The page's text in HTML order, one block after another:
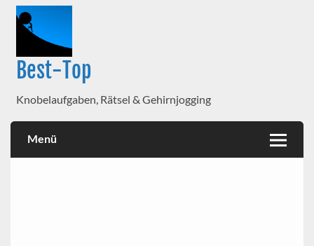
Best-Top
Knobelaufgaben, Rätsel & Gehirnjogging
Menü